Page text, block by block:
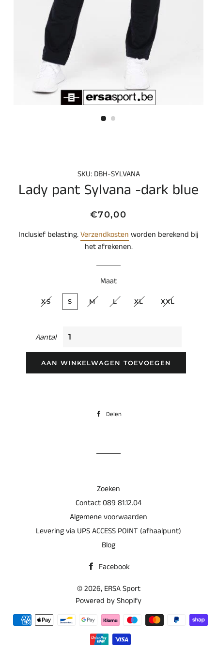
SKU: DBH-SYLVANA
Lady pant Sylvana -dark blue
Normale
Aanbiedingsprijs
€70,00
Inclusief belasting.Verzendkosten worden berekend bij
het afrekenen.
Maat
XS S M L XL XXL
Aantal
AAN WINKELWAGEN TOEVOEGEN
Delen
Zoeken
Contact 089 81.12.04
Algemene voorwaarden
Levering via UPS ACCESS POINT (afhaalpunt)
Blog
Facebook
© 2026, ERSA Sport
Powered by Shopify
Betaalmethoden